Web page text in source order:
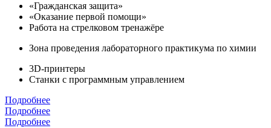
«Гражданская защита»
«Оказание первой помощи»
Работа на стрелковом тренажёре
Зона проведения лабораторного практикума по химии
3D-принтеры
Станки с программным управлением
Подробнее
Подробнее
Подробнее